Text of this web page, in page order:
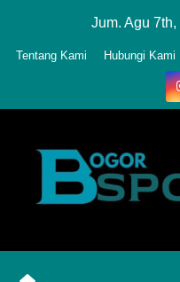
Jum. Agu
Tentang Kami Hubungi Kami